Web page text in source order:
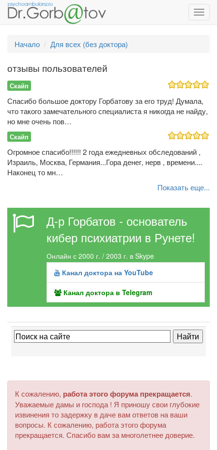
Начало
Для всех (без доктора)
отзывы пользователей
Скайп
Спасибо большое доктору Горбатову за его труд! Думала,
что такого замечательного специалиста я никогда не найду,
но мне очень пов…
Скайп
Огромное спасибо!!!!!! 2 года ежедневных обследований ,
Израиль, Москва, Германия...Гора денег, нерв , времени....
Наконец то мн…
Показать еще...
Д-р Горбатов - основатель
кибер психиатрии в Рунете!
Онлайн с 2000 г. / 2003 г. в Skype
Канал доктора на YouTube
Канал доктора в Telegram
К сожалению, работа этого форума прекращается.
Уважаемые дамы и господа ! Я приношу свои глубокие
извинения то задержку в даче вам ответов на ваши
вопросы. К сожалению, работа этого форума
прекращается. Спасибо вам за многолетнее доверие.